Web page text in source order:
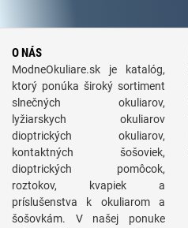
O NÁS
ModneOkuliare.sk je katalóg,
ktorý ponúka široký sortiment
slnečných okuliarov,
lyžiarskych okuliarov
dioptrických okuliarov,
kontaktných šošoviek,
dioptrických pomôcok,
roztokov, kvapiek a
príslušenstva k okuliarom a
šošovkám. V našej ponuke